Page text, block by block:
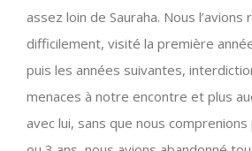
assez loin de Sauraha. Nous l’avions
difficilement, visité la première
puis les années suivantes,
menaces à notre encontre et plus
avec lui, sans que nous